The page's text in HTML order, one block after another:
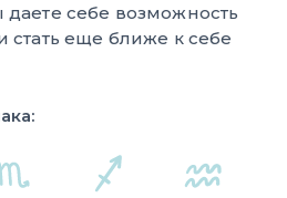
себе возможность
стать еще ближе к себе